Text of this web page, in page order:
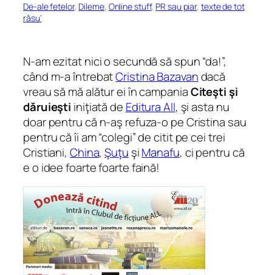
De-ale fetelor, Dileme, Online stuff, PR sau piar, texte de tot
râsu’
N-am ezitat nici o secundă să spun “da!”,
când m-a întrebatCristina Bazavandacă
vreau să mă alătur ei în campaniaCiteşti şi
dăruieşti iniţiată de Editura All, şi asta nu
doar pentru că n-aş refuza-o pe Cristina sau
pentru că îi am “colegi” de citit pe cei trei
Cristiani, China,Şuţu şiManafu, ci pentru că
e o idee foarte foarte faină!